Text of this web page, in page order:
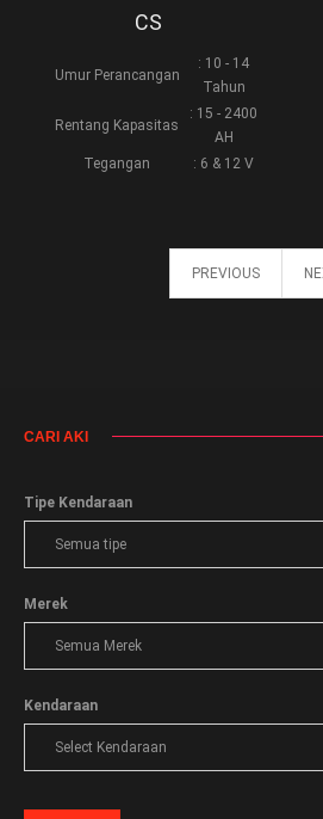
CS
Umur Perancangan
: 10 - 14
Tahun
Rentang Kapasitas
: 15 - 2400
AH
Tegangan
: 6 & 12 V
PREVIOUS
CARI AKI
Tipe Kendaraan
Merek
Kendaraan